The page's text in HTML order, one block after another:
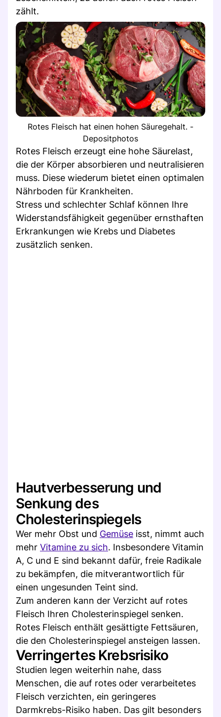
zählt.
Rotes Fleisch hat einen hohen Säuregehalt. -
Depositphotos
Rotes Fleisch erzeugt eine hohe Säurelast,
die der Körper absorbieren und neutralisieren
muss. Diese wiederum bietet einen optimalen
Nährboden für Krankheiten.
Stress und schlechter Schlaf können Ihre
Widerstandsfähigkeit gegenüber ernsthaften
Erkrankungen wie Krebs und Diabetes
zusätzlich senken.
Hautverbesserung und
Senkung des
Cholesterinspiegels
Wer mehr Obst und Gemüse isst, nimmt auch
mehr Vitamine zu sich. Insbesondere Vitamin
A, C und E sind bekannt dafür, freie Radikale
zu bekämpfen, die mitverantwortlich für
einen ungesunden Teint sind.
Zum anderen kann der Verzicht auf rotes
Fleisch Ihren Cholesterinspiegel senken.
Rotes Fleisch enthält gesättigte Fettsäuren,
die den Cholesterinspiegel ansteigen lassen.
Verringertes Krebsrisiko
Studien legen weiterhin nahe, dass
Menschen, die auf rotes oder verarbeitetes
Fleisch verzichten, ein geringeres
Darmkrebs-Risiko haben. Das gilt besonders